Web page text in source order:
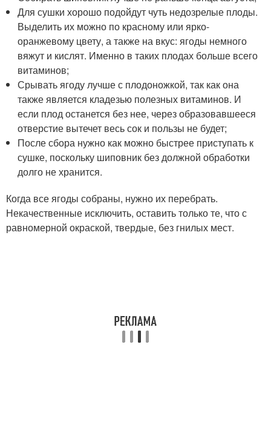
Для сушки хорошо подойдут чуть недозрелые плоды.
Выделить их можно по красному или ярко-
оранжевому цвету, а также на вкус: ягоды немного
вяжут и кислят. Именно в таких плодах больше всего
витаминов;
Срывать ягоду лучше с плодоножкой, так как она
также является кладезью полезных витаминов. И
если плод останется без нее, через образовавшееся
отверстие вытечет весь сок и пользы не будет;
После сбора нужно как можно быстрее приступать к
сушке, поскольку шиповник без должной обработки
долго не хранится.
Когда все ягоды собраны, нужно их перебрать.
Некачественные исключить, оставить только те, что с
равномерной окраской, твердые, без гнилых мест.